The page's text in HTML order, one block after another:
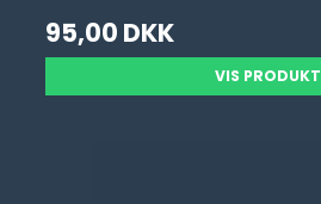
95,00 DKK
VIS PRODUKT